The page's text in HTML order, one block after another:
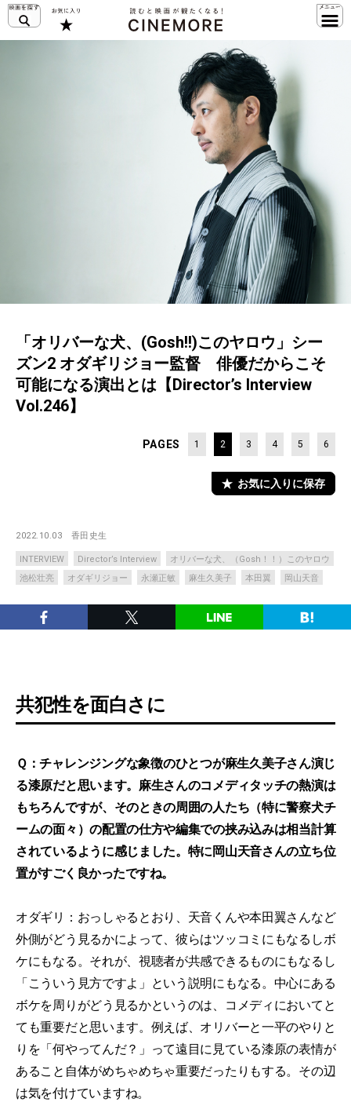
「オリバーな犬、(Gosh!!)このヤロウ」シー
ズン2 オダギリジョー監督 俳優だからこそ
可能になる演出とは【Director’s Interview
Vol.246】
PAGES 1 2 3 4 5 6
お気に入りに保存
2022.10.03 香田史生
INTERVIEW Director’s Interview
オリバーな犬、（Gosh！！）このヤロウ
池松壮亮
オダギリジョー 永瀬正敏 麻生久美子 本田翼 岡山天音
共犯性を面白さに
Ｑ：チャレンジングな象徴のひとつが麻生久美子さん演じ
る漆原だと思います。麻生さんのコメディタッチの熱演は
もちろんですが、そのときの周囲の人たち（特に警察犬チ
ームの面々）の配置の仕方や編集での挟み込みは相当計算
されているように感じました。特に岡山天音さんの立ち位
置がすごく良かったですね。
オダギリ：おっしゃるとおり、天音くんや本田翼さんなど
外側がどう見るかによって、彼らはツッコミにもなるしボ
ケにもなる。それが、視聴者が共感できるものにもなるし
「こういう見方ですよ」という説明にもなる。中心にある
ボケを周りがどう見るかというのは、コメディにおいてと
ても重要だと思います。例えば、オリバーと一平のやりと
りを「何やってんだ？」って遠目に見ている漆原の表情が
あること自体がめちゃめちゃ重要だったりもする。その辺
は気を付けていますね。